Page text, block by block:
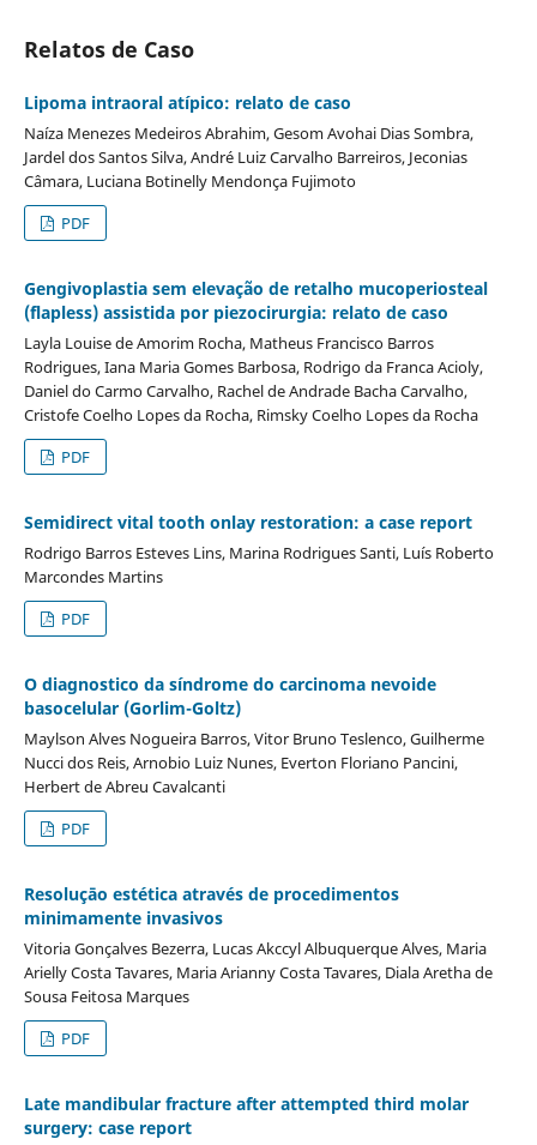
Relatos de Caso
Lipoma intraoral atípico: relato de caso
Naíza Menezes Medeiros Abrahim, Gesom Avohai Dias Sombra,
Jardel dos Santos Silva, André Luiz Carvalho Barreiros, Jeconias
Câmara, Luciana Botinelly Mendonça Fujimoto
PDF
Gengivoplastia sem elevação de retalho mucoperiosteal
(flapless) assistida por piezocirurgia: relato de caso
Layla Louise de Amorim Rocha, Matheus Francisco Barros
Rodrigues, Iana Maria Gomes Barbosa, Rodrigo da Franca Acioly,
Daniel do Carmo Carvalho, Rachel de Andrade Bacha Carvalho,
Cristofe Coelho Lopes da Rocha, Rimsky Coelho Lopes da Rocha
PDF
Semidirect vital tooth onlay restoration: a case report
Rodrigo Barros Esteves Lins, Marina Rodrigues Santi, Luís Roberto
Marcondes Martins
PDF
O diagnostico da síndrome do carcinoma nevoide
basocelular (Gorlim-Goltz)
Maylson Alves Nogueira Barros, Vitor Bruno Teslenco, Guilherme
Nucci dos Reis, Arnobio Luiz Nunes, Everton Floriano Pancini,
Herbert de Abreu Cavalcanti
PDF
Resoluçāo estética através de procedimentos
minimamente invasivos
Vitoria Gonçalves Bezerra, Lucas Akccyl Albuquerque Alves, Maria
Arielly Costa Tavares, Maria Arianny Costa Tavares, Diala Aretha de
Sousa Feitosa Marques
PDF
Late mandibular fracture after attempted third molar
surgery: case report